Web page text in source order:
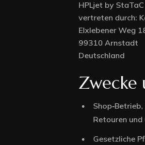
HPLjet by
vertreten durch:
Elxlebener Weg
99310 Arnstadt
Deutschland
Zwecke
Retouren
Gesetzliche